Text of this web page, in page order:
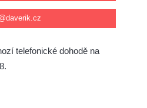
telefonické dohodě na